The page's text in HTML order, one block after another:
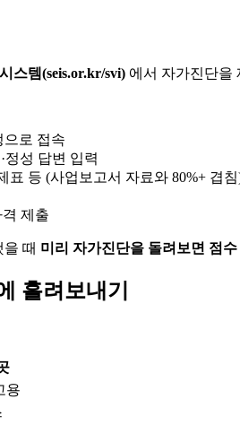
스템(seis.or.kr/svi) 에서 자가진단을
로 접속
성 답변 입력
표 등 (사업보고서 자료와 80%+ 겹
제출
때 미리 자가진단을 돌려보면 점
흘려보내기
용